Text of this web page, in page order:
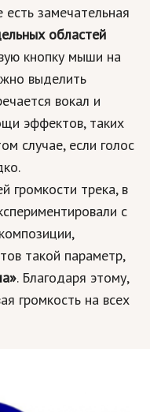
замечательная
областей
кнопку мыши на
выделить
вокал и
эффектов, таких
случае, если голос
громкости трека, в
с
такой параметр,
. Благодаря этому,
громкость на всех